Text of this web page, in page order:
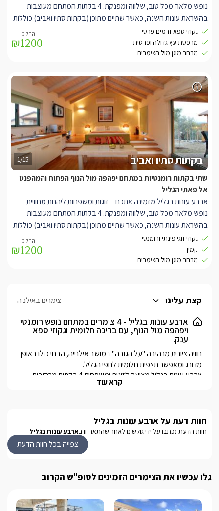
נופש מלאה מכל טוב, שלווה ומפנקת. 4 בקתות המתחם מעוצבות
בהשראת עונות השנה, כאשר שתיים מתוכן (בקתות סתיו ואביב) כוללות
מרפסת גן חלומית והשתיים הנוספות (חורף וקיץ) כוללות ג'קוזי ספא
פרטי במרפסת האישית של כל אחת. מתחם הגן בנוי על גבי טרסות אבן
מיוחדות ומציע 5 דונמים שופעים צמחייה, חורשים ונוי. במרכזו ניצבים
כוללות ג'קוזי ספא פרטי רומנטי ומפנק במרפסת האישית של כל אחת
מהבקתות. בנוסף, השהות הפנימית נעימה במיוחד, בזכות עיצוב מרגיע
ושימוש בריהוט איכותי. הבקתות בנויות בשיטת open space, כך
שהמיטה הזוגית ניצבת במרכז ולצידה הסלון. בהמשך הבקתה נמצאים
קמין מפואר ואזור המטבחון.
גקוזי ספא זרמים פרטי
מרפסת עץ גדולה ופרטית
מרחב מוגן מול הצימרים
₪1200
1/15 בקתות סתיו ואביב
שתי בקתות רומנטיות במתחם יפהפה מול הנוף הפתוח והמהפנט
אל פאתי הגליל
ארבע עונות בגליל מזמינה אתכם – זוגות ומשפחות ליהנות מחוויית
נופש מלאה מכל טוב, שלווה ומפנקת. 4 בקתות המתחם מעוצבות
בהשראת עונות השנה, כאשר שתיים מתוכן (בקתות סתיו ואביב) כוללות
מרפסת גן חלומית והשתיים הנוספות (חורף וקיץ) כוללות ג'קוזי ספא
פרטי במרפסת האישית של כל אחת. מתחם הגן בנוי על גבי טרסות אבן
מיוחדות ומציע 5 דונמים שופעים צמחייה, חורשים ונוי. במרכזו ניצבים
רומנטיים, המשקפים את עונות המעבר. המיטה הרומנטית בנויה על
במת עץ מרהיבה כאשר מתחתיה נמצאים פינת הסלון, היציאה אל
המרפסת הפרטית והמטבחון המרווח. בהמשך הבקתות נמצאים הקמין
המעוצב וג'קוזי פנימי מפנק לצד חדר הרחצה.
גקוזי זוגי פינתי ורומנטי
קמין
מרחב מוגן מול הצימרים
₪1200
קצת עלינו צימרים באילניה
ארבע עונות בגליל - 4 צימרים במתחם נופש רומנטי
ויפהפה מול הנוף, עם בריכה חלומית וגקוזי ספא
ענק.
מושב אילנייה ממוקם בסמוך לצומת גולני ומבטיח בסביבתו
קרא עוד
חוות דעת על ארבע עונות בגליל
חוות הדעת נכתבו על ידי גולשינו לאחר שהתארחו בארבע עונות בגליל
צפייה בכל חוות הדעת
גלו עכשיו את הצימרים הזמינים לסופ"ש הקרוב